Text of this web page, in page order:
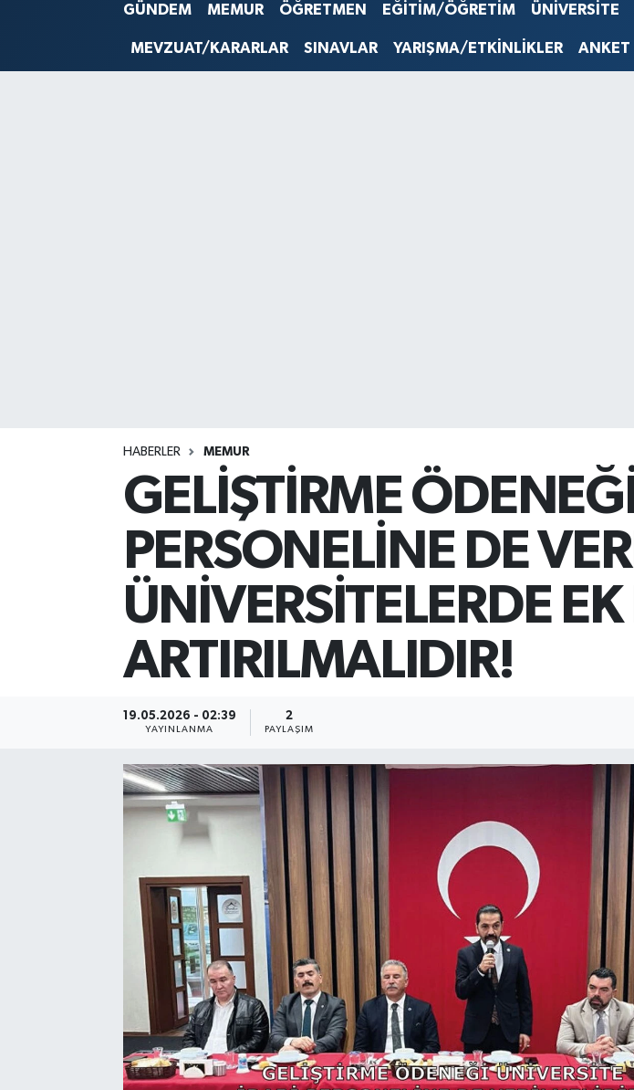
GÜNDEM MEMUR ÖĞRETMEN EĞİTİM/ÖĞRETİM ÜNİVERSİTE
MEVZUAT/KARARLAR SINAVLAR YARIŞMA/ETKİNLİKLER ANKET
HABERLER MEMUR
GELİŞTİRME
PERSONELİNE DE
ÜNİVERSİTELERDE EK
ARTIRILMALIDIR!
19.05.2026 - 02:39
YAYINLANMA
2
PAYLAŞIM